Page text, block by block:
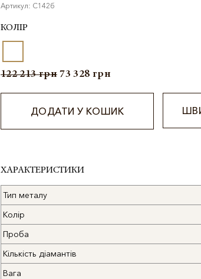
Артикул: С142б
КОЛІР
122 213грн 73 328 грн
ДОДАТИ У КОШИК
ХАРАКТЕРИСТИКИ
Тип металу
Колір
Проба
Кількість діамантів
Вага